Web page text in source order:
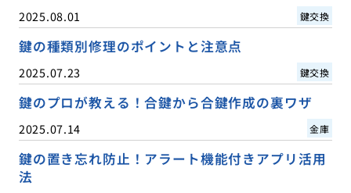
2025.08.01 鍵交換
鍵の種類別修理のポイントと注意点
2025.07.23 鍵交換
鍵のプロが教える！合鍵から合鍵作成の裏ワザ
2025.07.14 金庫
鍵の置き忘れ防止！アラート機能付きアプリ活用
法